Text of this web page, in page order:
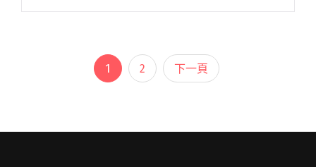
第三屆海洋大賞得主 Tizzy Bac 獲得金曲獎的殊
音樂季 邀安溥、Tizzy Bac、麋先生等30組演出者
於大都會公園輪番上陣"
1 2 下一頁